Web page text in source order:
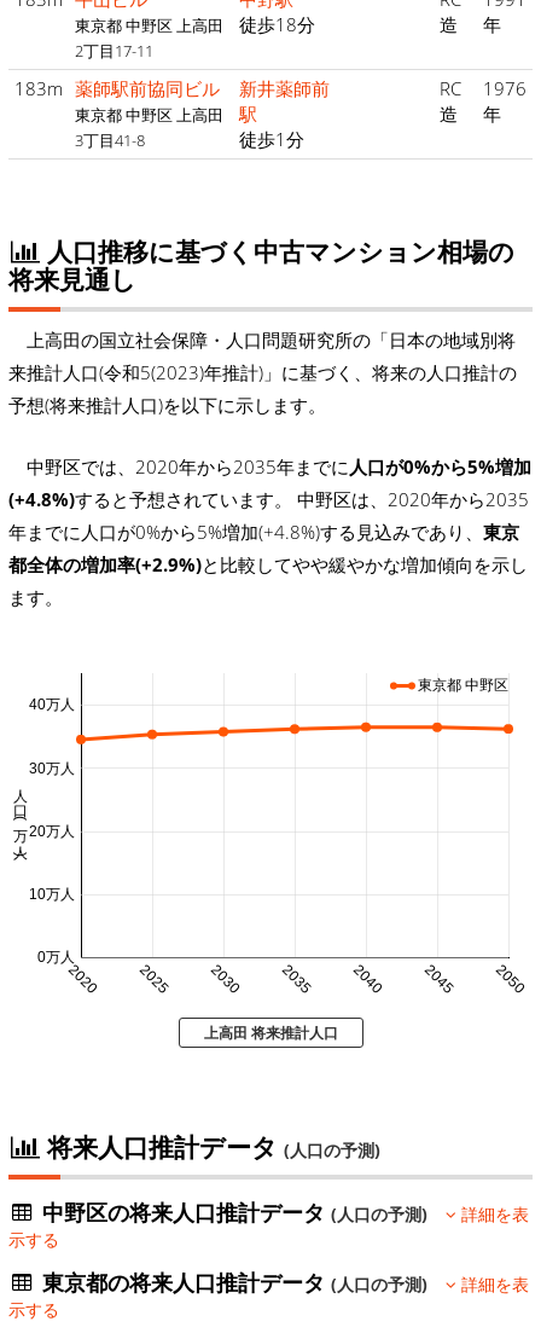
東京都 中野区 上高田
2丁目17-11
徒歩18分
造
年
183m 薬師駅前協同ビル
東京都 中野区 上高田
3丁目41-8
新井薬師前
駅
徒歩1分
RC
造
1976
年
人口推移に基づく中古マンション相場の
将来見通し
上高田の国立社会保障・人口問題研究所の「日本の地域別将
来推計人口(令和5(2023)年推計)」に基づく、将来の人口推計の
予想(将来推計人口)を以下に示します。
中野区では、2020年から2035年までに 人口が0%から5%増加
(+4.8%)すると予想されています。 中野区は、2020年から2035
年までに人口が0%から5%増加(+4.8%)する見込みであり、 東京
都全体の増加率(+2.9%)と比較してやや緩やかな増加傾向を示し
ます。
2020 2025 2030 2035 2040 2045 2050
0万人
10万人
20万人
30万人
40万人
人口 (万人)
東京都 中野区
上高田 将来推計人口
将来人口推計データ (人口の予測)
中野区の将来人口推計データ(人口の予測)
詳細を表
示する
東京都の将来人口推計データ(人口の予測)
詳細を表
示する